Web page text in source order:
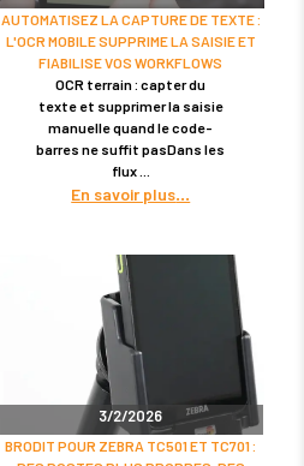
AUTOMATISEZ LA CAPTURE DE TEXTE :
L'OCR MOBILE SUPPRIME LA SAISIE ET
FIABILISE VOS WORKFLOWS
OCR terrain : capter du
texte et supprimer la saisie
manuelle quand le code-
barres ne suffit pasDans les
flux
En savoir plus
3/2/2026
BRODIT POUR ZEBRA TC501 ET TC701 :